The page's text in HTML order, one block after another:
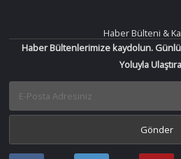
Haber Bülteni &
Haber Bültenlerimize kaydolun.
Yoluyla